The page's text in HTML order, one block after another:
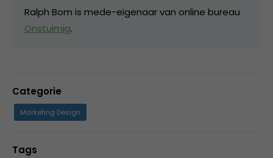
Ralph Bom is mede-eigenaar van online bureau
Onstuimig.
Categorie
Marketing Design
Tags